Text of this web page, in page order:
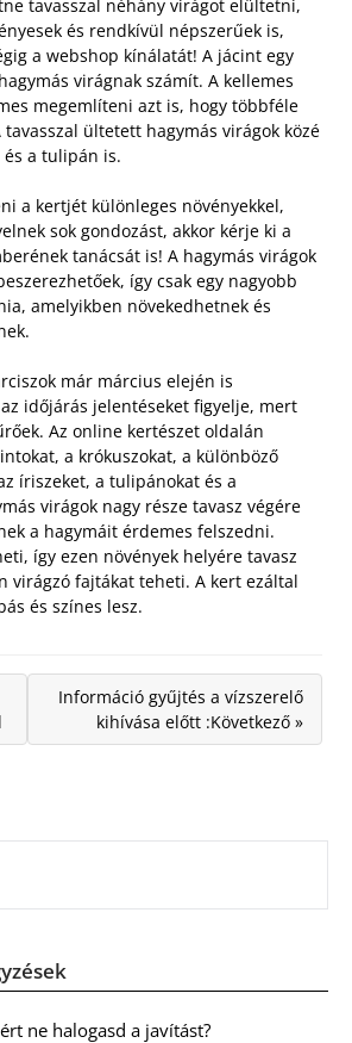
tavasszal néhány virágot elültetni,
és rendkívül népszerűek is,
a webshop kínálatát! A jácint egy
virágnak számít. A kellemes
megemlíteni azt is, hogy többféle
ültetett hagymás virágok közé
a tulipán is.
a kertjét különleges növényekkel,
sok gondozást, akkor kérje ki a
tanácsát is! A hagymás virágok
így csak egy nagyobb
amelyikben növekedhetnek és
már március elején is
időjárás jelentéseket figyelje, mert
Az online kertészet oldalán
a krókuszokat, a különböző
íriszeket, a tulipánokat és a
virágok nagy része tavasz végére
a hagymáit érdemes felszedni.
így ezen növények helyére tavasz
virágzó fajtákat teheti. A kert ezáltal
és színes lesz.
Információ gyűjtés a vízszerelő
kihívása előtt :Következő »
ne halogasd a javítást?